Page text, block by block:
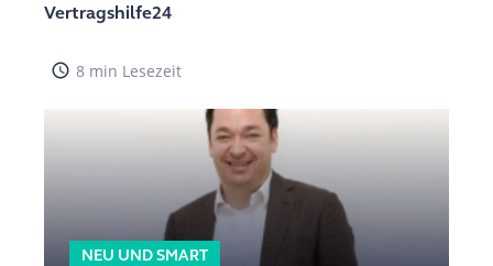
Vertragshilfe24
access_time 8 min Lesezeit
NEU UND SMART